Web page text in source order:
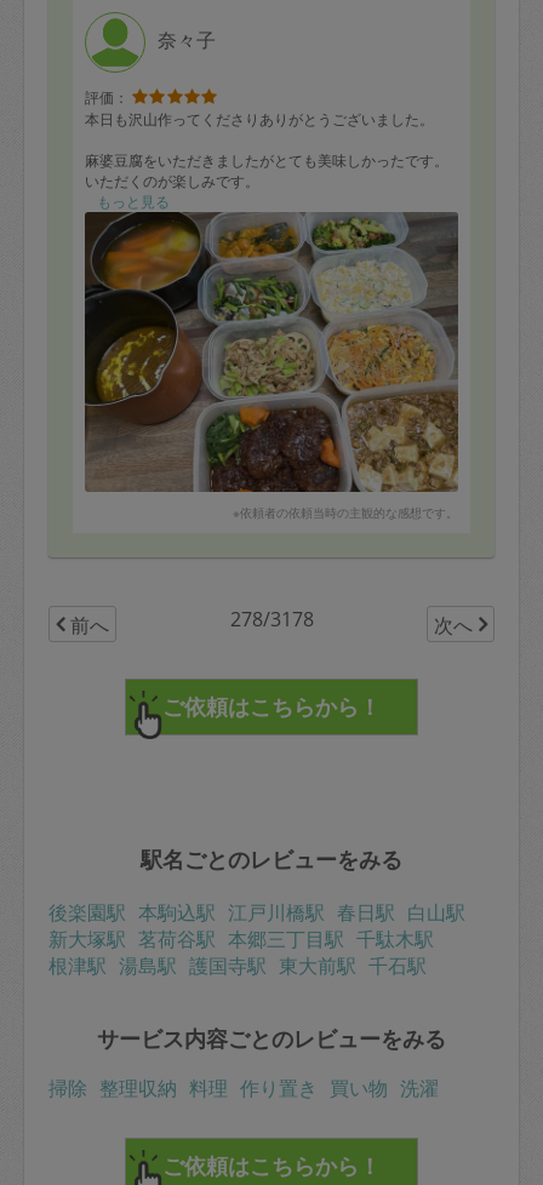
奈々子
評価：
本日も沢山作ってくださりありがとうございました。
麻婆豆腐をいただきましたがとても美味しかったです。
いただくのが楽しみです。
ハンバーグ
秋刀魚の煮物
ポトフ
麻婆豆腐
生姜焼き▶︎下味冷凍
バターチキンカレー
青椒肉絲▶︎下味冷凍
ポテトサラダ(おつまみ)
ブロッコリーの梅おかか和え
かぼちゃの煮物（醤油&砂糖)
無限レンコン ツナオイスターソース
春雨サラダ
次回もよろしくお願いいたします。
もっと見る
※依頼者の依頼当時の主観的な感想です。
前へ 278/3178 次へ
駅名ごとのレビューをみる
後楽園駅 本駒込駅 江戸川橋駅 春日駅 白山駅
新大塚駅 茗荷谷駅 本郷三丁目駅 千駄木駅
根津駅 湯島駅 護国寺駅 東大前駅 千石駅
サービス内容ごとのレビューをみる
掃除 整理収納 料理 作り置き 買い物 洗濯